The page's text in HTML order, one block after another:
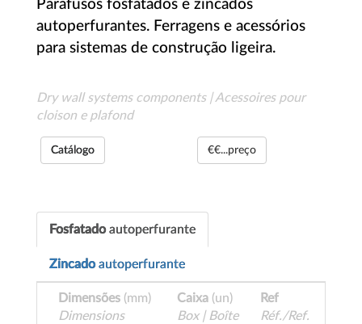
Parafusos fosfatados e zincados
autoperfurantes. Ferragens e acessórios
para sistemas de construção ligeira.
Dry wall systems components | Acessoires pour
cloison e plafond
Catálogo €€...preço
Fosfatadoautoperfurante
Zincadoautoperfurante
Dimensões (mm)
Dimensions
Caixa (un)
Box | Boîte
Ref
Réf./Ref.